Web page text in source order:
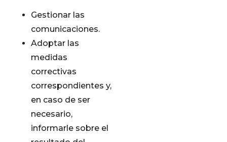
Gestionar las
comunicaciones.
Adoptar las
medidas
correctivas
correspondientes y,
en caso de ser
necesario,
informarle sobre el